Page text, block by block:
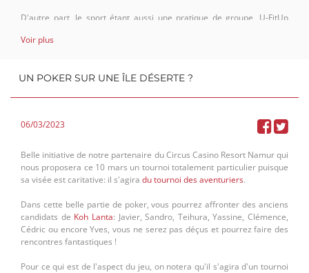
D'autre part, le sport étant aussi une pratique de groupe, U-FitUp
teambuilding et organisation de séances collectives, voilà de quoi
est-là, elle porte un nom car, peu importe vos besoins, U-FitUp saura
Aussi, n'hésitez pas à contacter Quentin via sa page Instagram(dont
au 0472/222438 ou par mail àQuentin.destoky@gmail.com .
Voir plus
UN POKER SUR UNE ÎLE DÉSERTE ?
06/03/2023
Belle initiative de notre partenaire du Circus Casino Resort Namur qui
nous proposera ce 10 mars un tournoi totalement particulier puisque
sa visée est caritative: il s'agira du tournoi des aventuriers.
Dans cette belle partie de poker, vous pourrez affronter des anciens
candidats de Koh Lanta: Javier, Sandro, Teihura, Yassine, Clémence,
Cédric ou encore Yves, vous ne serez pas déçus et pourrez faire des
rencontres fantastiques !
Pour ce qui est de l'aspect du jeu, on notera qu'il s'agira d'un tournoi